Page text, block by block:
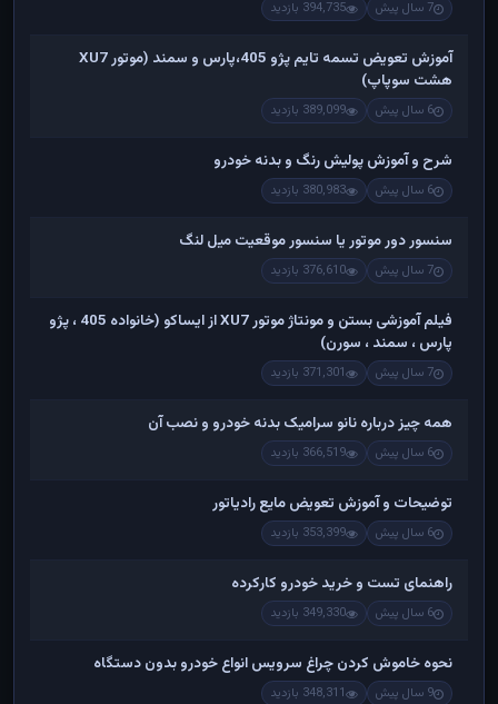
7 سال پیش 394,735 بازدید
آموزش تعویض تسمه تایم پژو 405،پارس و سمند (موتور XU7
هشت سوپاپ)
6 سال پیش 389,099 بازدید
شرح و آموزش پولیش رنگ و بدنه خودرو
6 سال پیش 380,983 بازدید
سنسور دور موتور یا سنسور موقعیت میل لنگ
7 سال پیش 376,610 بازدید
فیلم آموزشی بستن و مونتاژ موتور XU7 از ایساکو (خانواده 405 ، پژو
پارس ، سمند ، سورن)
7 سال پیش 371,301 بازدید
همه چیز درباره نانو سرامیک بدنه خودرو و نصب آن
6 سال پیش 366,519 بازدید
توضیحات و آموزش تعویض مایع رادیاتور
6 سال پیش 353,399 بازدید
راهنمای تست و خريد خودرو کارکرده
6 سال پیش 349,330 بازدید
نحوه خاموش کردن چراغ سرویس انواع خودرو بدون دستگاه
9 سال پیش 348,311 بازدید